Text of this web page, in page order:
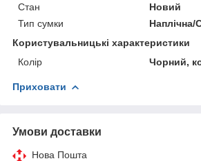
Стан
Новий
Тип сумки
Наплічна/
Користувальницькі характеристики
Колір
Чорний,
Приховати
Умови доставки
Нова Пошта